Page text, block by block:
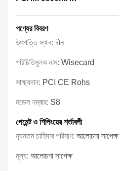
পণ্যের বিবরণ
উৎপত্তি স্থল: চীন
পরিচিতিমুলক নাম: Wisecard
সাক্ষ্যদান: PCI CE Rohs
মডেল নম্বার: S8
পেমেন্ট ও শিপিংয়ের শর্তাবলী
ন্যূনতম চাহিদার পরিমাণ: আলোচনা সাপেক্ষ
মূল্য: আলোচনা সাপেক্ষ